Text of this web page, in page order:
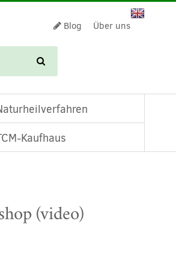
Blog Über uns
Kaufhaus
(video)